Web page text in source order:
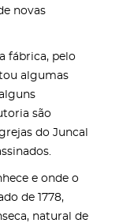
novas
fábrica, pelo
algumas
são
do Juncal
e onde o
de 1778,
natural de